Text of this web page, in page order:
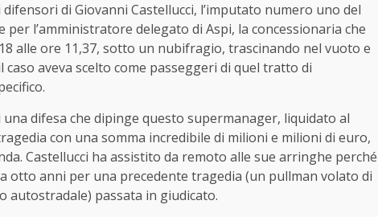
di Giovanni Castellucci, l’imputato numero uno del
l’amministratore delegato di Aspi, la concessionaria che
alle ore 11,37, sotto un nubifragio, trascinando nel vuoto e
aveva scelto come passeggeri di quel tratto di
difesa che dipinge questo supermanager, liquidato al
con una somma incredibile di milioni e milioni di euro,
Castellucci ha assistito da remoto alle sue arringhe perché
otto anni per una precedente tragedia (un pullman volato di
passata in giudicato.